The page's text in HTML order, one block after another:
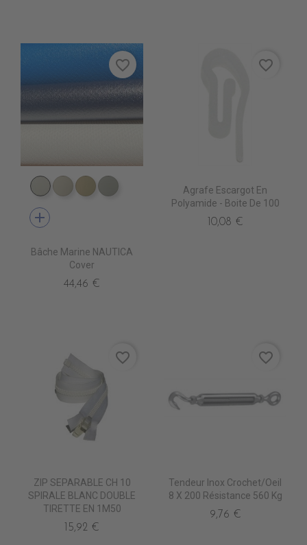
PE4410 BLANC
PE4420 CREME
PE4430 BEIGE
PE4460 SOURIS
add
Bâche Marine NAUTICA
Cover
44,46 €
favorite_border
Agrafe Escargot En
Polyamide - Boite De 100
10,08 €
favorite_border
ZIP SEPARABLE CH 10
SPIRALE BLANC DOUBLE
TIRETTE EN 1M50
15,92 €
favorite_border
Tendeur Inox Crochet/Oeil
8 X 200 Résistance 560 Kg
9,76 €
favorite_border